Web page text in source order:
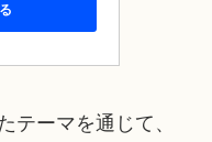
テーマを通じて、